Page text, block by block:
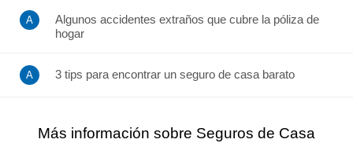
Algunos accidentes extraños que cubre la póliza de
hogar
3 tips para encontrar un seguro de casa barato
Más información sobre Seguros de Casa